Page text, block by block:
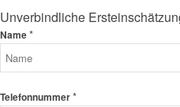
Unverbindliche
Name*
Telefonnummer*